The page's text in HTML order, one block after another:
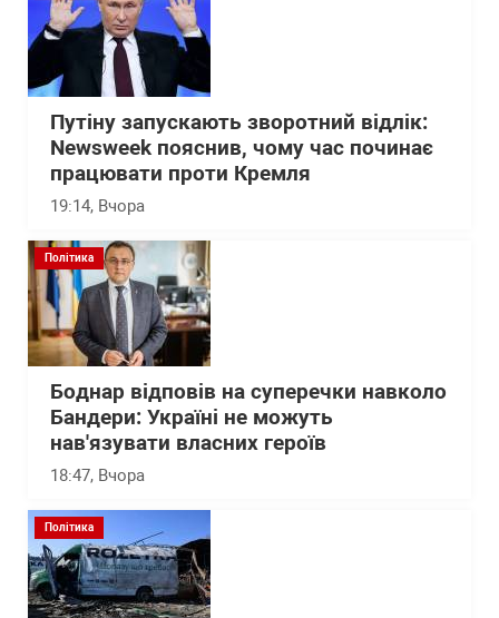
Путіну запускають зворотний відлік:
Newsweek пояснив, чому час починає
працювати проти Кремля
19:14, Вчора
Політика
Боднар відповів на суперечки навколо
Бандери: Україні не можуть
нав'язувати власних героїв
18:47, Вчора
Політика